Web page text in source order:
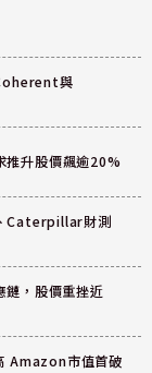
與
升股價飆逾20%
Caterpillar財測
鏈，股價重挫近
Amazon市值首破